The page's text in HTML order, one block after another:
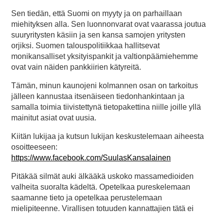
Sen tiedän, että Suomi on myyty ja on parhaillaan
miehityksen alla. Sen luonnonvarat ovat vaarassa joutua
suuryritysten käsiin ja sen kansa samojen yritysten
orjiksi. Suomen talouspolitiikkaa hallitsevat
monikansalliset yksityispankit ja valtionpäämiehemme
ovat vain näiden pankkiirien kätyreitä.
Tämän, minun kaunojeni kolmannen osan on tarkoitus
jälleen kannustaa itsenäiseen tiedonhankintaan ja
samalla toimia tiivistettynä tietopakettina niille joille yllä
mainitut asiat ovat uusia.
Kiitän lukijaa ja kutsun lukijan keskustelemaan aiheesta
osoitteeseen:
https://www.facebook.com/SuulasKansalainen
Pitäkää silmät auki älkääkä uskoko massamedioiden
valheita suoralta kädeltä. Opetelkaa pureskelemaan
saamanne tieto ja opetelkaa perustelemaan
mielipiteenne. Virallisen totuuden kannattajien tätä ei